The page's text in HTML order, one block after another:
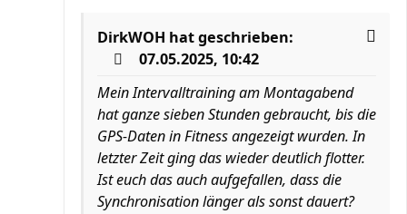
DirkWOH hat geschrieben:
07.05.2025, 10:42
Mein Intervalltraining am Montagabend
hat ganze sieben Stunden gebraucht, bis die
GPS-Daten in Fitness angezeigt wurden. In
letzter Zeit ging das wieder deutlich flotter.
Ist euch das auch aufgefallen, dass die
Synchronisation länger als sonst dauert?